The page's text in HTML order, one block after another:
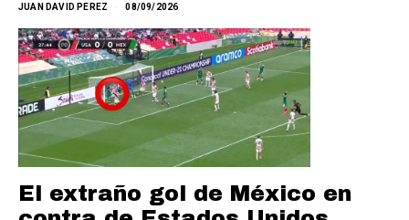
JUAN DAVID PEREZ 08/09/2026
El extraño gol de México en